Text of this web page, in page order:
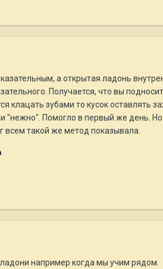
а открытая ладонь
Получается, что вы
клацать зубами то кусок
Помогло в первый же день.
всем такой же метод показывала.
например когда мы учим рядом.